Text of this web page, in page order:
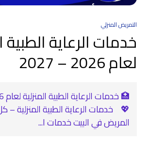
التمريض المنزلي
خدمات الرعاية الطبية
لعام 2026 – 2027
💖 خدمات الرعاية الطبية المنزلية –
المريض في البيت خدمات ا...